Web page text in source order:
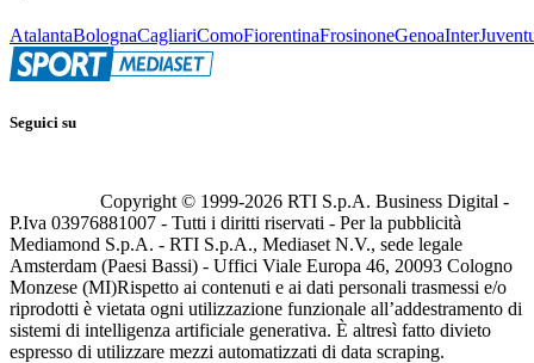
AtalantaBolognaCagliariComoFiorentinaFrosinoneGenoaInter
Seguici su
Copyright © 1999-2026 RTI S.p.A. Business Digital -
P.Iva 03976881007 - Tutti i diritti riservati - Per la pubblicità
Mediamond S.p.A. - RTI S.p.A., Mediaset N.V., sede legale
Amsterdam (Paesi Bassi) - Uffici Viale Europa 46, 20093 Cologno
Monzese (MI)Rispetto ai contenuti e ai dati personali trasmessi e/o
riprodotti è vietata ogni utilizzazione funzionale all’addestramento di
sistemi di intelligenza artificiale generativa. È altresì fatto divieto
espresso di utilizzare mezzi automatizzati di data scraping.